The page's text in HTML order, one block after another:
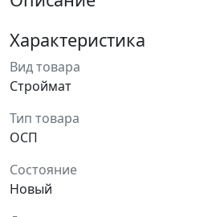
Характеристика
Вид товара
Строймат
Тип товара
ОСП
Состояние
Новый